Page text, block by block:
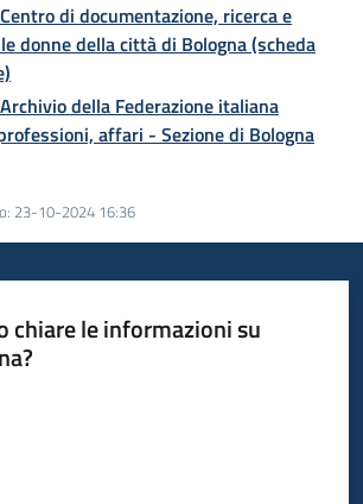
Centro di documentazione, ricerca e
donne della città di Bologna (scheda
Archivio della Federazione italiana
affari - Sezione di Bologna
: 23-10-2024 16:36
chiare le informazioni su